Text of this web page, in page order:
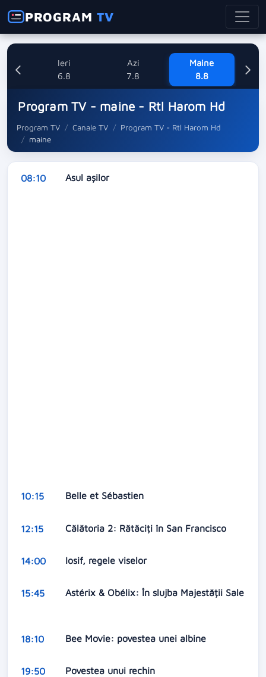
PROGRAMTV
Ieri
6.8
Azi
7.8
Maine
8.8
Program TV - maine - Rtl Harom Hd
Program TV Canale TV
Program TV - Rtl Harom Hd
maine
08:10 Asul așilor
10:15 Belle et Sébastien
12:15 Călătoria 2: Rătăciți în San Francisco
14:00 Iosif, regele viselor
15:45 Astérix & Obélix: În slujba Majestății Sale
18:10 Bee Movie: povestea unei albine
19:50 Povestea unui rechin